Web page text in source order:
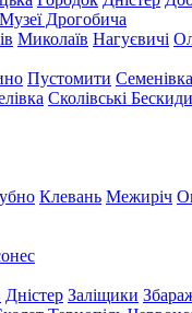
Музеї Дрогобича
Миколаїв Нагуєвичі
Пустомити Семенівка
Сколівські Бескиди
Клевань Межиріч
Дністер Заліщики